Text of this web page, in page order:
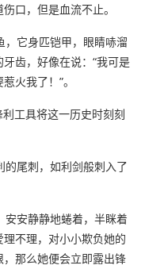
口，但是血流不止。
它身匹铠甲，眼睛哧溜
齿，好像在说：“我可是
火我了！”。
工具将这一历史时刻刻
尾刺，如利剑般刺入了
安安静静地蜷着，半眯着
不理，对小小欺负她的
那么她便会立即露出锋